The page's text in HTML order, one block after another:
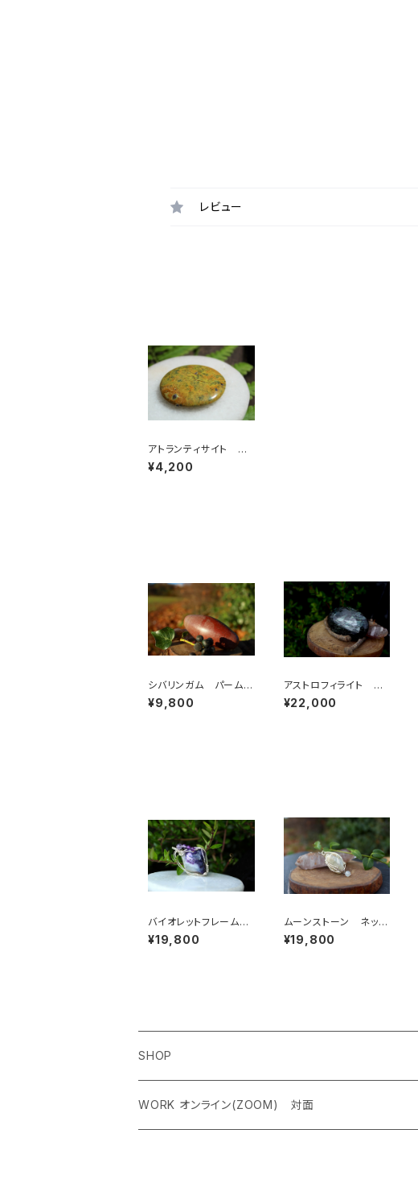
レビュー
アトランティサイト パ
ームストーン
¥4,200
シバリンガム パームス
トーン 大
¥9,800
アストロフィライト パ
ームストーン
¥22,000
バイオレットフレームオ
パール 明確なビジョ
ンをもたらし、ガーディ
¥19,800
ムーンストーン ネック
レス 女性性、恋愛成
就、優しく大きな愛情
¥19,800
SHOP
ペンダントトップ＜レアストーン＞
WORK オンライン(ZOOM) 対面